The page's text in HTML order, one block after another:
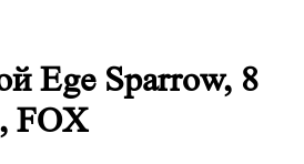
Ege Sparrow, 8
FOX